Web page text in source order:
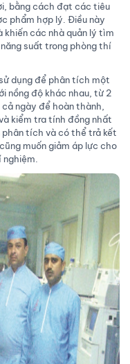
bằng cách đạt các tiêu
phẩm hợp lý. Điều này
khiến các nhà quản lý tìm
suất trong phòng thí
dụng để phân tích một
nồng độ khác nhau, từ 2
ngày để hoàn thành,
kiểm tra tính đồng nhất
phân tích và có thể trả kết
muốn giảm áp lực cho